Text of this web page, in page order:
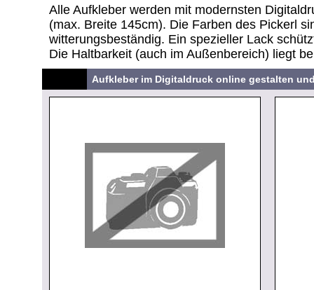
Alle Aufkleber werden mit modernsten
(max. Breite 145cm). Die Farben des Pickerl
witterungsbeständig. Ein spezieller Lack
Die Haltbarkeit (auch im Außenbereich) liegt
Aufkleber im Digitaldruck online gestalten